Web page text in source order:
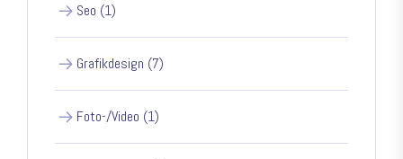
Seo (1)
Grafikdesign (7)
Foto-/Video (1)